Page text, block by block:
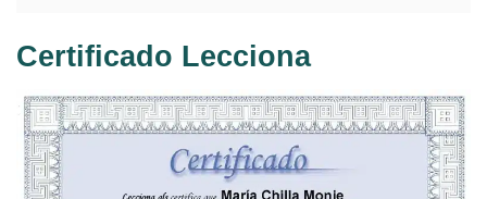
Certificado Lecciona